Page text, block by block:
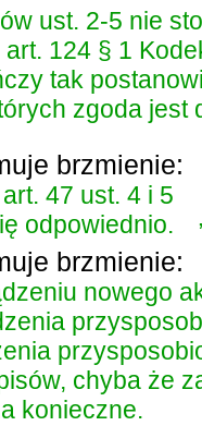
ust. 2-5 nie
124 § 1
tak
zgoda jest
brzmienie:
47 ust. 4 i 5
odpowiednio.
brzmienie:
nowego
chyba że
konieczne.